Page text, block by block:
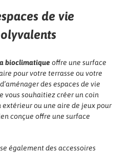
de vie
bioclimatique offre une surface
pour votre terrasse ou votre
des espaces de vie
vous souhaitiez créer un coin
extérieur ou une aire de jeux pour
conçue offre une surface
également des accessoires